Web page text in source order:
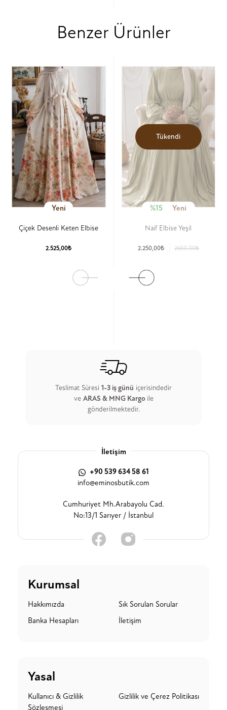
Benzer Ürünler
Yeni
Çiçek Desenli Keten Elbise
2.525,00₺
Tükendi
%15 Yeni
Naif Elbise Yeşil
2.250,00₺ 2650.00₺
Teslimat Süresi 1-3 iş günü içerisindedir
ve ARAS & MNG Kargo ile
gönderilmektedir.
İletişim
+90 539 634 58 61
info@eminosbutik.com
Cumhuriyet Mh.Arabayolu Cad.
No:13/1 Sarıyer / İstanbul
Kurumsal
Hakkımızda
Sık Sorulan Sorular
Banka Hesapları
İletişim
Yasal
Kullanıcı & Gizlilik
Sözleşmesi
Gizlilik ve Çerez Politikası